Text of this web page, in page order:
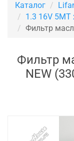
Каталог
1.3 16V 5MT
Фильтр
Фильтр
NEW